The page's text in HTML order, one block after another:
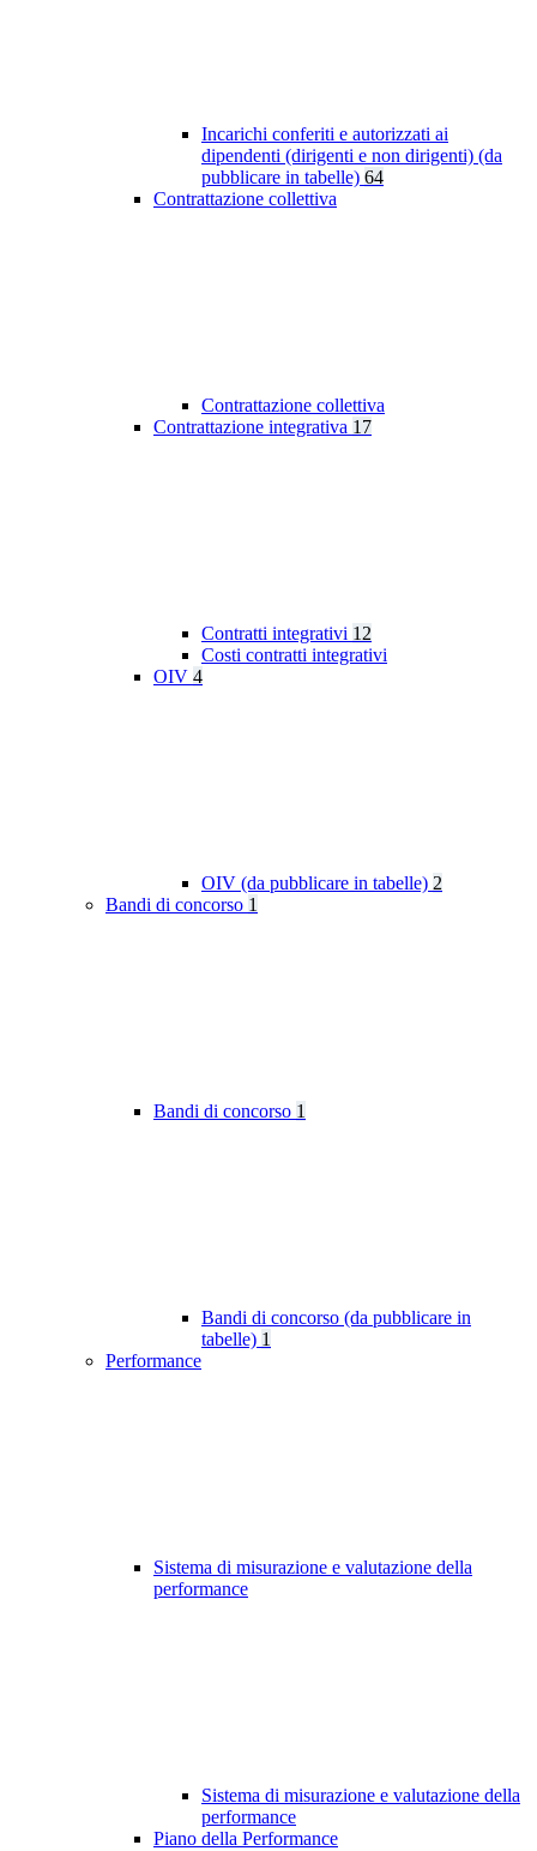
Incarichi conferiti e autorizzati ai
dipendenti (dirigenti e non dirigenti) (da
pubblicare in tabelle) 64
Contrattazione collettiva
Contrattazione collettiva
Contrattazione integrativa 17
Contratti integrativi 12
Costi contratti integrativi
OIV 4
OIV (da pubblicare in tabelle) 2
Bandi di concorso 1
Bandi di concorso 1
Bandi di concorso (da pubblicare in
tabelle) 1
Performance
Sistema di misurazione e valutazione della
performance
Sistema di misurazione e valutazione della
performance
Piano della Performance